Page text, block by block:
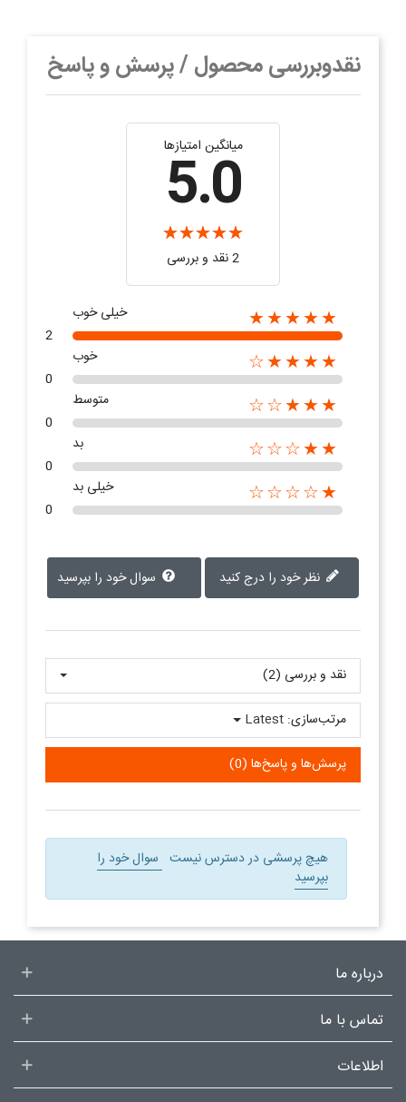
نقدوبررسی محصول / پرسش و پاسخ
میانگین امتیازها
5.0
2 نقد و بررسی‌‌
★★★★★
خیلی خوب
2
★★★★☆
خوب
0
★★★☆☆
متوسط
0
★★☆☆☆
بد
0
★☆☆☆☆
خیلی بد
0
سوال خود را بپرسید
نقد و بررسی‌‌ (2)
پرسش‌ها و پاسخ‌ها (0)
مرتب‌سازی: Latest
هیچ پرسشی در دسترس نیست سوال خود را
بپرسید
درباره ما
تماس با ما
اطلاعات